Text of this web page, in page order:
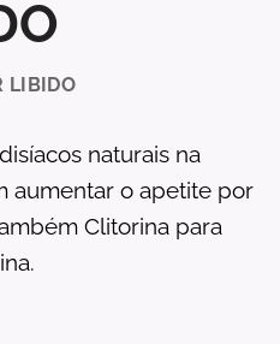
LIBIDO
naturais na
aumentar o apetite por
Clitorina para